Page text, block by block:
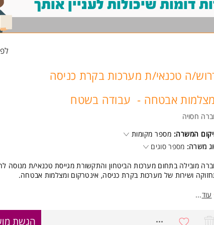
דומות שיכולות לעניין אותך
לפני
ה טכנאי/ת מערכות בקרת כניסה
אבטחה - עבודה בשטח
חסויה
המשרה: מספר מקומות
משרה: מספר סוגים
מובילה בתחום מערכות הביטחון והתקשורת מגייסת טכנאי/ת מנוסה
ושירות של מערכות בקרת כניסה, אינטרקום ומצלמות אבטחה.
כולל:
- איתור ופתרון תקלות בשטח
עוד...
הגשת